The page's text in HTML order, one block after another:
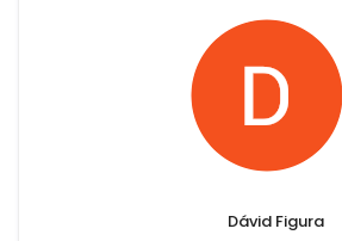
Dávid Figura